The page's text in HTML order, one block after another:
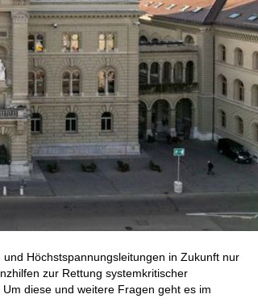
Höchstspannungsleitungen in Zukunft nur
zur Rettung systemkritischer
diese und weitere Fragen geht es im